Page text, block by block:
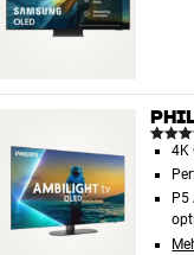
4K
P5